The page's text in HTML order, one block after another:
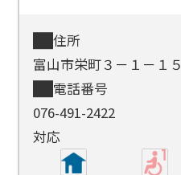
住所
富山市栄町３－１－１５
電話番号
076-491-2422
対応